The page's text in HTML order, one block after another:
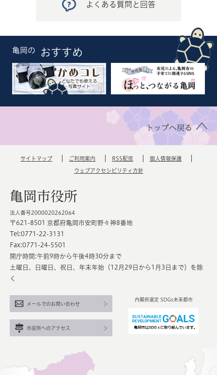
よくある質問と回答
亀岡の おすすめ
トップへ戻る
サイトマップ ご利用案内 RSS配信 個人情報保護
ウェブアクセシビリティ方針
亀岡市役所
法人番号2000020262064
〒621-8501 京都府亀岡市安町野々神8番地
Tel:0771-22-3131
Fax:0771-24-5501
開庁時間:午前9時から午後4時30分まで
土曜日、日曜日、祝日、年末年始（12月29日から1月3日まで）を除
く
内閣府選定 SDGs未来都市
メールでのお問い合わせ
市役所へのアクセス